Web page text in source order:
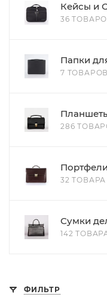
Кейсы и
36
Папки
7 ТОВАРОВ
286
Портфели
32 ТОВАРА
Сумки
142
ФИЛЬТР